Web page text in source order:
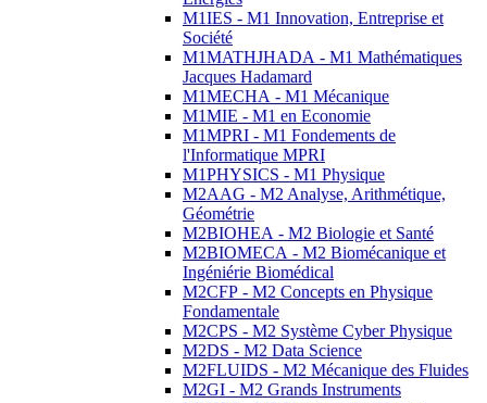
M1IES - M1 Innovation, Entreprise et
Société
M1MATHJHADA - M1 Mathématiques
Jacques Hadamard
M1MECHA - M1 Mécanique
M1MIE - M1 en Economie
M1MPRI - M1 Fondements de
l'Informatique MPRI
M1PHYSICS - M1 Physique
M2AAG - M2 Analyse, Arithmétique,
Géométrie
M2BIOHEA - M2 Biologie et Santé
M2BIOMECA - M2 Biomécanique et
Ingéniérie Biomédical
M2CFP - M2 Concepts en Physique
Fondamentale
M2CPS - M2 Système Cyber Physique
M2DS - M2 Data Science
M2FLUIDS - M2 Mécanique des Fluides
M2GI - M2 Grands Instruments